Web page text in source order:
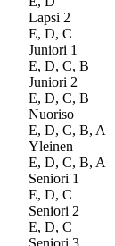
Lapsi 2
E, D, C
Juniori 1
E, D, C, B
Juniori 2
E, D, C, B
Nuoriso
E, D, C, B, A
Yleinen
E, D, C, B, A
Seniori 1
E, D, C
Seniori 2
E, D, C
Seniori 3